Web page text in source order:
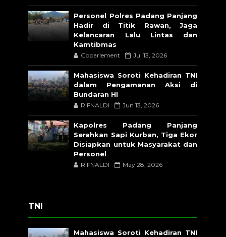
Personel Polres Padang Panjang
Hadir di Titik Rawan, Jaga
Kelancaran Lalu Lintas dan
Kamtibmas
Goparlement Jul 13, 2026
Mahasiswa Soroti Kehadiran TNI
dalam Pengamanan Aksi di
Bundaran HI
RIFNALDI Jun 13, 2026
Kapolres Padang Panjang
Serahkan Sapi Kurban, Tiga Ekor
Disiapkan untuk Masyarakat dan
Personel
RIFNALDI May 28, 2026
TNI
Mahasiswa Soroti Kehadiran TNI